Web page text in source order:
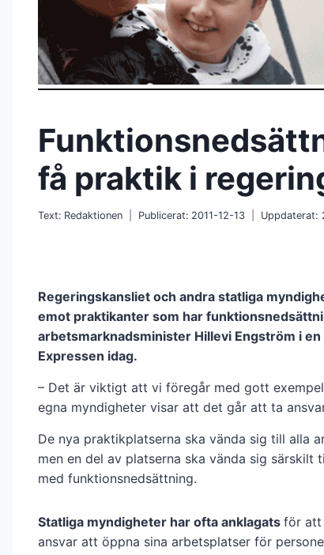
få praktik i
Text: Redaktionen Publicerat: 2011-12-13 Uppdaterat:
Regeringskansliet och andra statliga
emot praktikanter som har
arbetsmarknadsminister Hillevi Engström i
Expressen idag.
– Det är viktigt att vi föregår med gott
egna myndigheter visar att det går att ta
De nya praktikplatserna ska vända sig till alla
men en del av platserna ska vända sig särskilt
med funktionsnedsättning.
Statliga myndigheter har ofta anklagats för att
ansvar att öppna sina arbetsplatser för